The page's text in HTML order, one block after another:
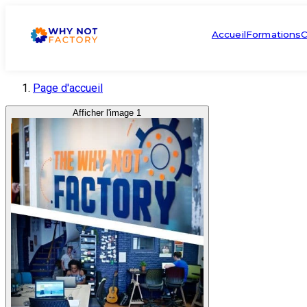
AccueilFormations
Page d'accueil
Afficher l'image 1